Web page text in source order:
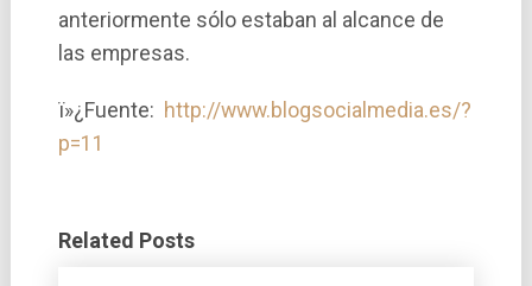
anteriormente sólo estaban al alcance de
las empresas.
ï»¿Fuente: http://www.blogsocialmedia.es/?
p=11
Related Posts